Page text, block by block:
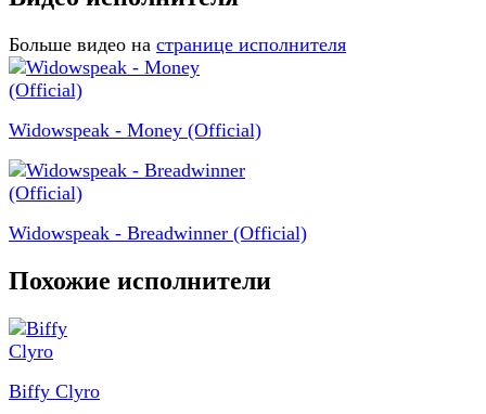
Больше видео на странице исполнителя
Widowspeak - Money (Official)
Widowspeak - Breadwinner (Official)
Похожие исполнители
Biffy Clyro